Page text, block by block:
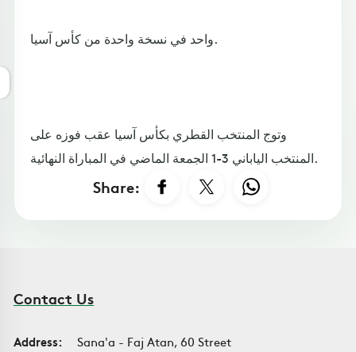
واحد في نسخة واحدة من كأس آسيا.
وتوج المنتخب القطري بكأس آسيا عقب فوزه على
المنتخب الياباني 3-1 الجمعة الماضي في المباراة النهائية.
Share:
Contact Us
Address:
Sana'a - Faj Atan, 60 Street